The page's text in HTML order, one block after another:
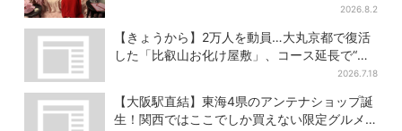
2026.8.2
【きょうから】2万人を動員…大丸京都で復活
した「比叡山お化け屋敷」、コース延長で“怖
2026.7.18
【大阪駅直結】東海4県のアンテナショップ誕
生！関西ではここでしか買えない限定グルメ